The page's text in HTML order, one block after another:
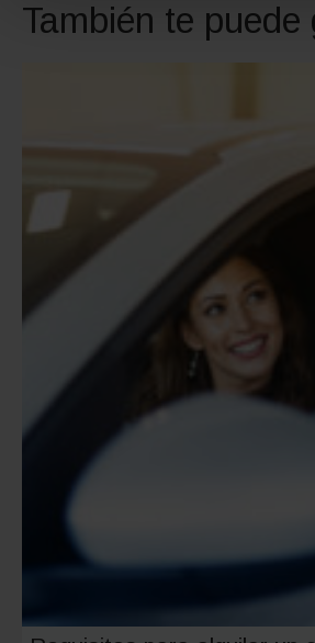
También te puede